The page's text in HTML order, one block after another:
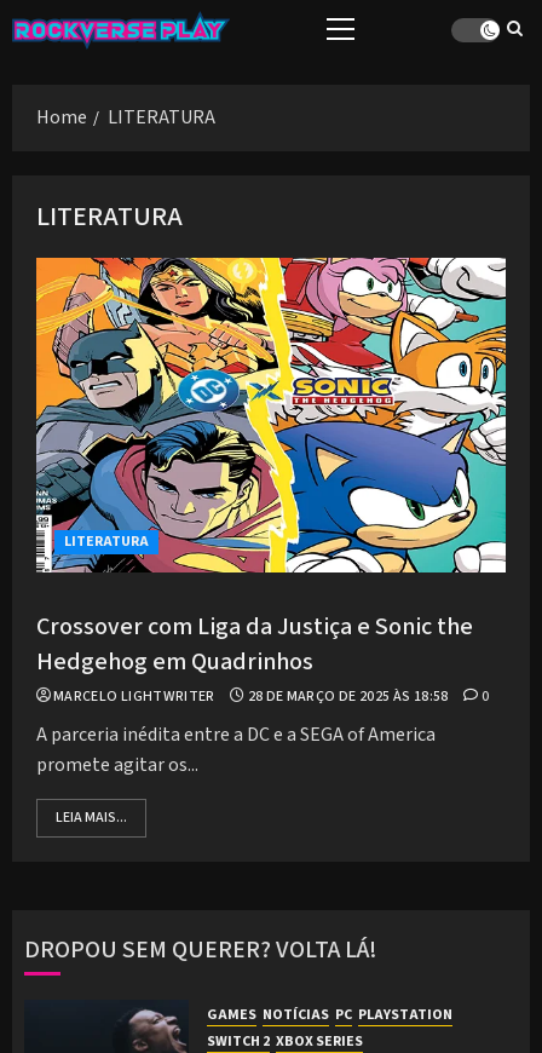
Skip
to
Primary
Home
LITERATURA
LITERATURA
LITERATURA
Crossover com Liga da Justiça e Sonic the
Hedgehog em Quadrinhos
MARCELO LIGHTWRITER 28 DE MARÇO DE 2025 ÀS 18:58 0
A parceria inédita entre a DC e a SEGA of America
promete agitar os...
LEIA MAIS...
DROPOU SEM QUERER? VOLTA LÁ!
GAMES NOTÍCIAS PC PLAYSTATION
SWITCH 2 XBOX SERIES